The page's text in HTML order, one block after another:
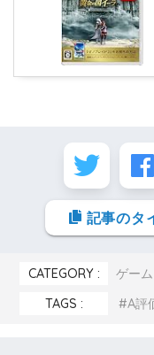
記事のタ
CATEGORY :
ゲー
TAGS :
A評